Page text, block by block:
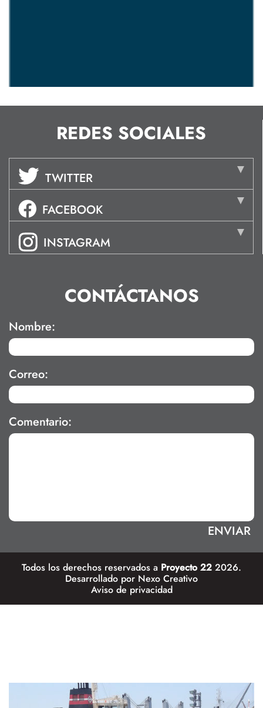
REDES SOCIALES
TWITTER
FACEBOOK
INSTAGRAM
CONTÁCTANOS
Nombre:
Correo:
Comentario:
Todos los derechos reservados a Proyecto 22 2026.
Desarrollado por Nexo Creativo
Aviso de privacidad